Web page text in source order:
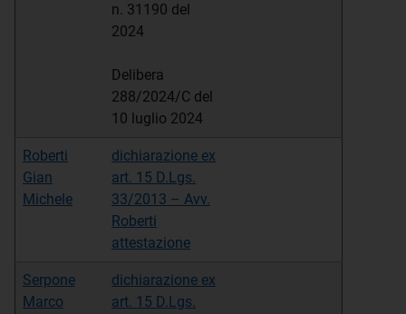
n. 31190 del
2024
Delibera
288/2024/C del
10 luglio 2024
Roberti
Gian
Michele
dichiarazione ex
art. 15 D.Lgs.
33/2013 – Avv.
Roberti
attestazione
Serpone
Marco
dichiarazione ex
art. 15 D.Lgs.